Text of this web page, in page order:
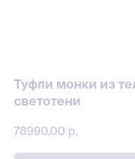
Туфли монки из
светотени
78990,00 р.